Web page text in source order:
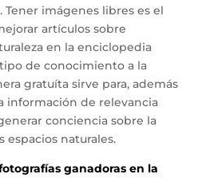
imágenes libres es el
artículos sobre
en la enciclopedia
de conocimiento a la
gratuíta sirve para, además
información de relevancia
conciencia sobre la
espacios naturales.
ganadoras en la